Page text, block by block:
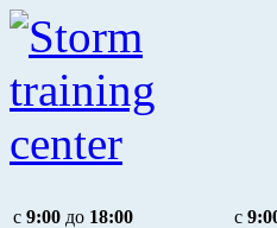
c 9:00 до 18:00
c